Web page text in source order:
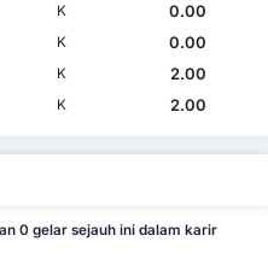
K
0.00
K
0.00
K
2.00
K 2.00
0 gelar sejauh ini dalam karir